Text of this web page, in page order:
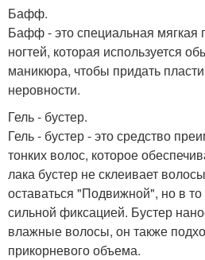
Бафф.
Бафф - это специальная мягкая
ногтей, которая используется
маникюра, чтобы придать
неровности.
Гель - бустер.
Гель - бустер - это средство
тонких волос, которое
лака бустер не склеивает
оставаться "Подвижной", но в
сильной фиксацией. Бустер
влажные волосы, он также
прикорневого объема.